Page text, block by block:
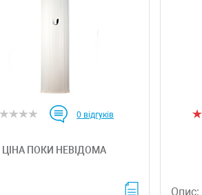
0 відгуків
ЦІНА ПОКИ НЕВІДОМА
Опис: